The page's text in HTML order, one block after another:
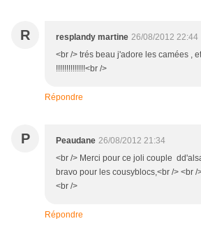
R resplandy martine 26/08/2012 22:44
<br /> trés beau j'adore les camées ,
!!!!!!!!!!!!!!<br />
Répondre
P Peaudane 26/08/2012 21:34
<br /> Merci pour ce joli couple
bravo pour les cousyblocs,<br /> <br /
<br />
Répondre